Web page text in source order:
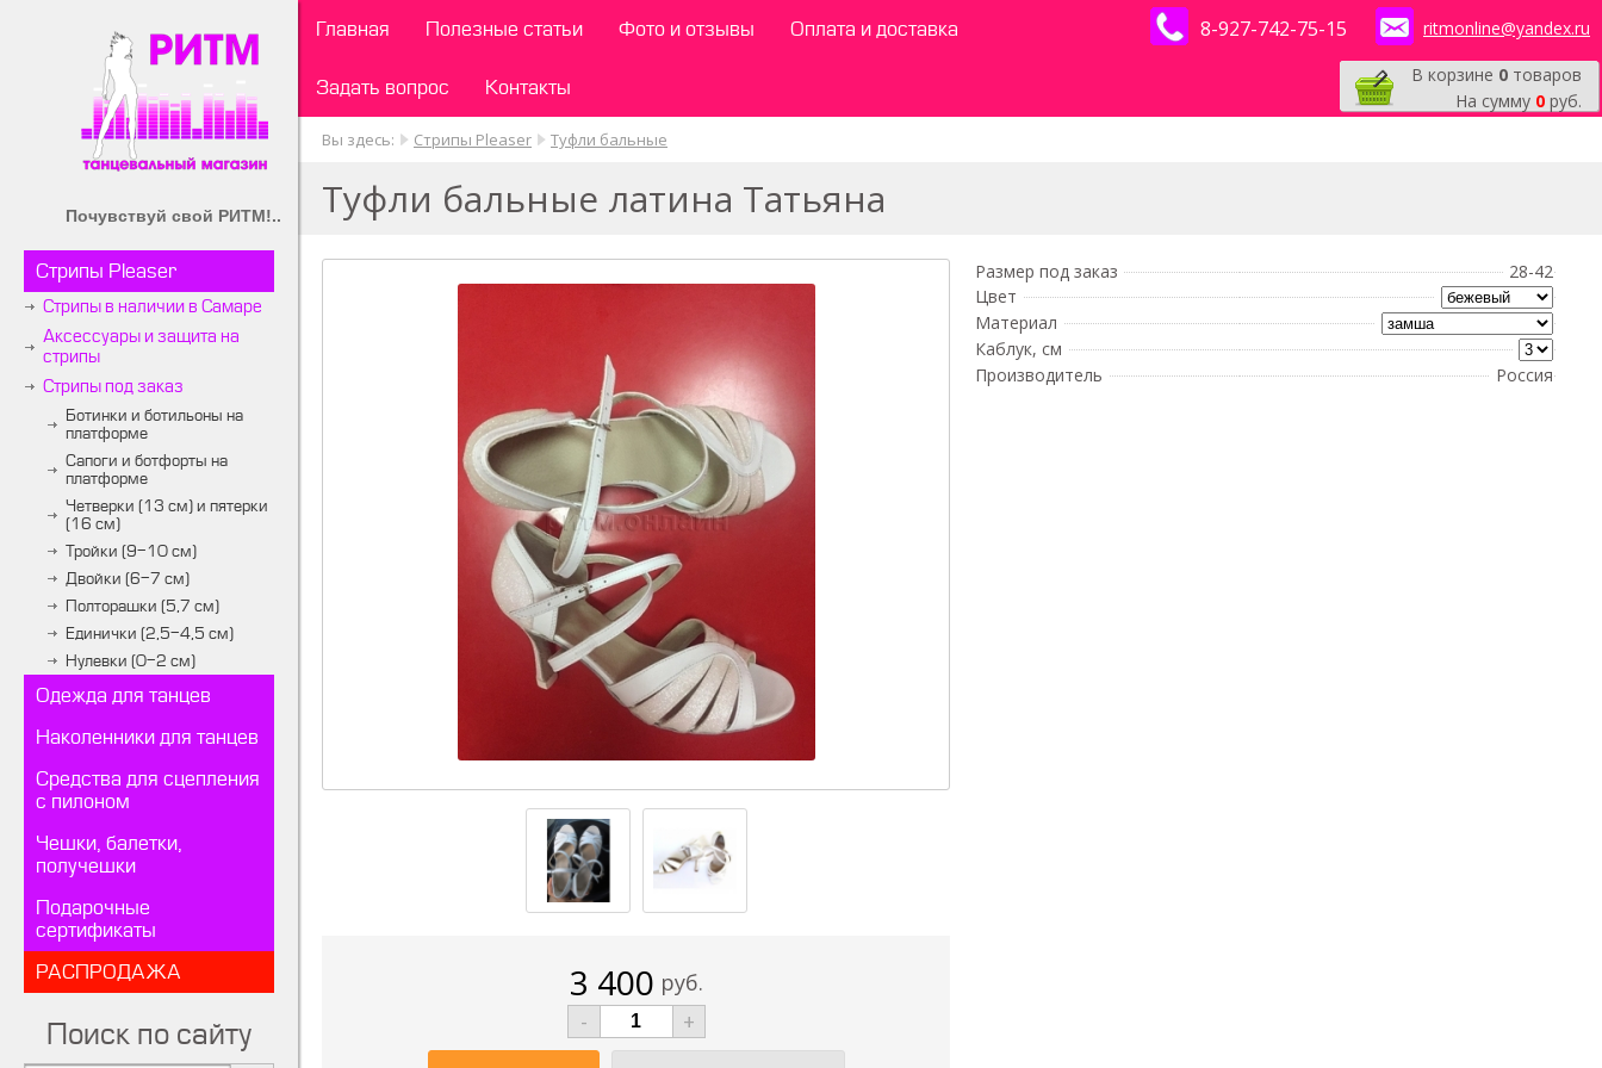
Почувствуй свой РИТМ!..
Стрипы Pleaser
Стрипы в наличии в Самаре
Аксессуары и защита на
стрипы
Стрипы под заказ
Ботинки и ботильоны на
платформе
Сапоги и ботфорты на
платформе
Четверки (13 см) и пятерки
(16 см)
Тройки (9-10 см)
Двойки (6-7 см)
Полторашки (5,7 см)
Единички (2,5-4,5 см)
Нулевки (0-2 см)
Одежда для танцев
Наколенники для танцев
Средства для сцепления
с пилоном
Чешки, балетки,
получешки
Подарочные
сертификаты
РАСПРОДАЖА
Поиск по сайту
Главная Полезные статьи Фото и отзывы Оплата и доставка
Задать вопрос Контакты
8-927-742-75-15 ritmonline@yandex.ru
В корзине 0 товаров
На сумму 0 руб.
Вы здесь: Стрипы Pleaser Туфли бальные
Туфли бальные латина Татьяна
3 400 руб.
-
+
Размер под заказ
28-42
Цвет
Материал
Каблук, см
Производитель
Россия